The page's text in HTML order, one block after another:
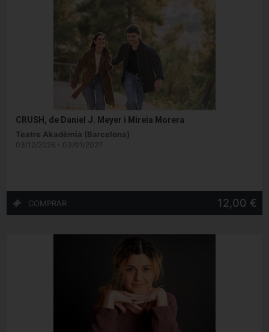
CRUSH, de Daniel J. Meyer i Mireia Morera
Teatre Akadèmia (Barcelona)
03/12/2026 - 03/01/2027
12,00 €